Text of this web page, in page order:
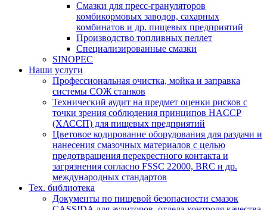
Смазки для пресс-грануляторов
комбикормовых заводов, сахарных
комбинатов и др. пищевых предприятий
Производство топливных пеллет
Специализированные смазки
SINOPEC
Наши услуги
Профессиональная очистка, мойка и заправка
системы СОЖ станков
Технический аудит на предмет оценки рисков с
точки зрения соблюдения принципов HACCP
(ХАССП) для пищевых предприятий
Цветовое кодирование оборудования для раздачи и
нанесения смазочных материалов с целью
предотвращения перекрестного контакта и
загрязнения согласно FSSC 22000, BRC и др.
международных стандартов
Тех. библиотека
Документы по пищевой безопасности смазок